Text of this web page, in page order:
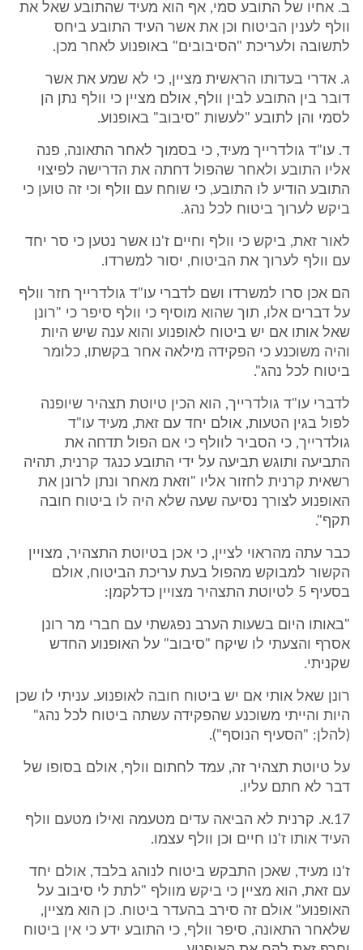
ב. אחיו של התובע סמי, אף הוא מעיד שהתובע שאל את
וולף לענין הביטוח וכן את אשר העיד התובע ביחס
לתשובה ולעריכת "הסיבובים" באופנוע לאחר מכן.
ג. אדרי בעדותו הראשית מציין, כי לא שמע את אשר
דובר בין התובע לבין וולף, אולם מציין כי וולף נתן הן
לסמי והן לתובע "לעשות "סיבוב" באופנוע.
ד. עו"ד גולדרייך מעיד, כי בסמוך לאחר התאונה, פנה
אליו התובע ולאחר שהפול דחתה את הדרישה לפיצוי
התובע הודיע לו התובע, כי שוחח עם וולף וכי זה טוען כי
ביקש לערוך ביטוח לכל נהג.
לאור זאת, ביקש כי וולף וחיים ז'נו אשר נטען כי סר יחד
עם וולף לערוך את הביטוח, יסור למשרדו.
הם אכן סרו למשרדו ושם לדברי עו"ד גולדרייך חזר וולף
על דברים אלו, תוך שהוא מוסיף כי וולף סיפר כי "רונן
שאל אותו אם יש ביטוח לאופנוע והוא ענה שיש היות
והיה משוכנע כי הפקידה מילאה אחר בקשתו, כלומר
ביטוח לכל נהג".
לדברי עו"ד גולדרייך, הוא הכין טיוטת תצהיר שיופנה
לפול בגין הטעות, אולם יחד עם זאת, מעיד עו"ד
גולדרייך, כי הסביר לוולף כי אם הפול תדחה את
התביעה ותוגש תביעה על ידי התובע כנגד קרנית, תהיה
רשאית קרנית לחזור אליו "וזאת מאחר ונתן לרונן את
האופנוע לצורך נסיעה שעה שלא היה לו ביטוח חובה
תקף".
כבר עתה מהראוי לציין, כי אכן בטיוטת התצהיר, מצויין
הקשור למבוקש מהפול בעת עריכת הביטוח, אולם
בסעיף 5 לטיוטת התצהיר מצויין כדלקמן:
"באותו היום בשעות הערב נפגשתי עם חברי מר רונן
אסרף והצעתי לו שיקח "סיבוב" על האופנוע החדש
שקניתי.
רונן שאל אותי אם יש ביטוח חובה לאופנוע. עניתי לו שכן
היות והייתי משוכנע שהפקידה עשתה ביטוח לכל נהג"
(להלן: "הסעיף הנוסף").
על טיוטת תצהיר זה, עמד לחתום וולף, אולם בסופו של
דבר לא חתם עליו.
17.א. קרנית לא הביאה עדים מטעמה ואילו מטעם וולף
העיד אותו ז'נו חיים וכן וולף עצמו.
ז'נו מעיד, שאכן התבקש ביטוח לנוהג בלבד, אולם יחד
עם זאת, הוא מציין כי ביקש מוולף "לתת לי סיבוב על
האופנוע" אולם זה סירב בהעדר ביטוח. כן הוא מציין,
שלאחר התאונה, סיפר וולף, כי התובע ידע כי אין ביטוח